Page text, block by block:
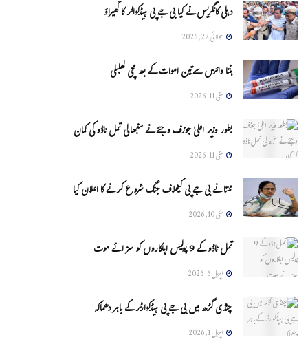
دہلی کانگریس نے کیا بی جے پی ہیڈکواٹر کا گھیراؤ
جولائی 22, 2026
ہنتا وائرس سےتین اموات کے بعد مچی کھلبلی
مئی 11, 2026
بطور وزیر اعلیٰ جوزف وجئے نے سنبھالی تمل ناڈو کی کمان
مئی 11, 2026
ممتا نے بی جے پی کیخلاف جنگ شروع کرنے کا اعلان کیا
مئی 10, 2026
تمل ناڈو کے 9 پولیس اہلکاروں کو سزائے موت
اپریل 6, 2026
چنڈی گڑھ میں بی جے پی ہیڈکوارٹر کے باہر دھماکہ
اپریل 1, 2026